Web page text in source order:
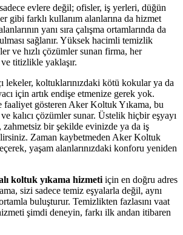
evlere değil; ofisler, iş yerleri, düğün
gibi farklı kullanım alanlarına da hizmet
yanı sıra çalışma ortamlarında da
sağlanır. Yüksek hacimli temizlik
ve hızlı çözümler sunan firma, her
titizlikle yaklaşır.
lekeler, koltuklarınızdaki kötü kokular ya da
için artık endişe etmenize gerek yok.
faaliyet gösteren Aker Koltuk Yıkama, bu
kalıcı çözümler sunar. Üstelik hiçbir eşyayı
zahmetsiz bir şekilde evinizde ya da iş
Zaman kaybetmeden Aker Koltuk
yaşam alanlarınızdaki konforu yeniden
koltuk yıkama hizmeti için en doğru adres
sizi sadece temiz eşyalarla değil, aynı
buluşturur. Temizlikten fazlasını vaat
şimdi deneyin, farkı ilk andan itibaren